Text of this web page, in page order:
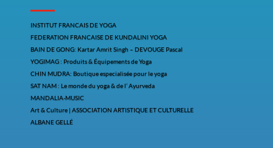
INSTITUT FRANCAIS DE YOGA
FEDERATION FRANCAISE DE KUNDALINI YOGA
BAIN DE GONG: Kartar Amrit Singh – DEVOUGE Pascal
YOGIMAG : Produits & Équipements de Yoga
CHIN MUDRA: Boutique especialisée pour le yoga
SAT NAM : Le monde du yoga & de l’ Ayurveda
MANDALIA-MUSIC
Art & Culture | ASSOCIATION ARTISTIQUE ET CULTURELLE
ALBANE GELLÉ